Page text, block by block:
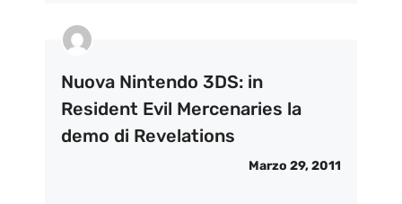
Nuova Nintendo 3DS: in
Resident Evil Mercenaries la
demo di Revelations
Marzo 29, 2011